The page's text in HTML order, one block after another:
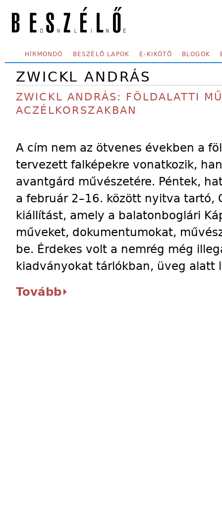
SECONDARY MENU
HÍRMONDÓ BESZÉLŐ LAPOK E-KIKÖTŐ BLOGOK
ZWICKL ANDRÁS
ZWICKL ANDRÁS: FÖLDALATTI
ACZÉLKORSZAKBAN
A cím nem az ötvenes években a
tervezett falképekre vonatkozik,
avantgárd művészetére. Péntek,
a február 2–16. között nyitva tartó,
kiállítást, amely a balatonboglári
műveket, dokumentumokat,
be. Érdekes volt a nemrég még
kiadványokat tárlókban, üveg alatt
Tovább